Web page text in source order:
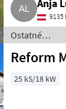
Anja
9135
Ostatné
silové stroje /
motorové auto
Reform
25 kS/18 kW